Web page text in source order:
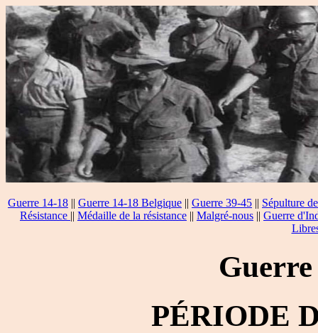
Guerre 14-18 || Guerre 14-18 Belgique || Guerre 39-45 || Sépulture
Résistance || Médaille de la résistance || Malgré-nous || Guerre
PÉRIODE